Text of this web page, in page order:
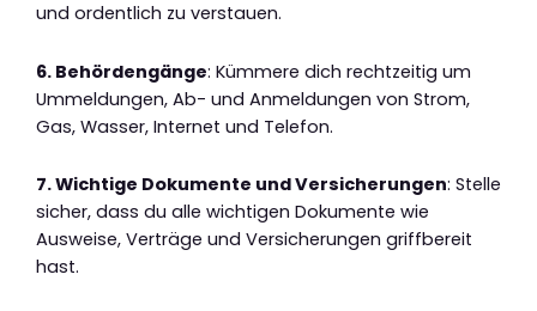
und ordentlich zu verstauen.
6. Behördengänge: Kümmere dich rechtzeitig um
Ummeldungen, Ab- und Anmeldungen von Strom,
Gas, Wasser, Internet und Telefon.
7. Wichtige Dokumente und Versicherungen: Stelle
sicher, dass du alle wichtigen Dokumente wie
Ausweise, Verträge und Versicherungen griffbereit
hast.